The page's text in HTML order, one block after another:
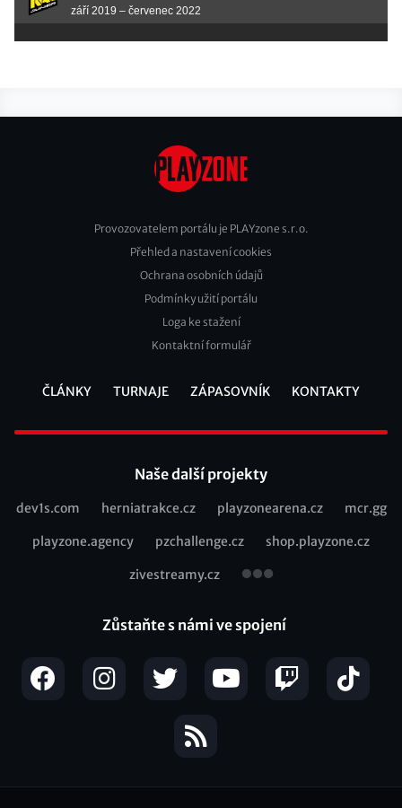
září 2019 – červenec 2022
Footer
Provozovatelem portálu je PLAYzone s.r.o.
Přehled a nastavení cookies
Ochrana osobních údajů
Podmínky užití portálu
Loga ke stažení
Kontaktní formulář
ČLÁNKY TURNAJE ZÁPASOVNÍK KONTAKTY
Naše další projekty
Recommended
dev1s.com herniatrakce.cz playzonearena.cz mcr.gg
playzone.agency pzchallenge.cz shop.playzone.cz
zivestreamy.cz
Zůstaňte s námi ve spojení